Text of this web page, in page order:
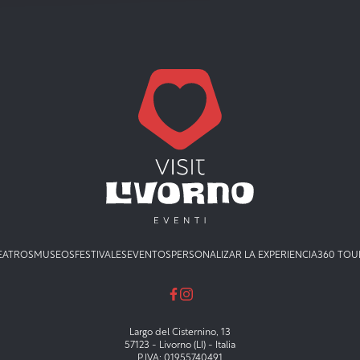
MUSEOS FESTIVALES EVENTOS PERSONALIZAR LA EXPERIENCIA360
Largo del Cisternino, 13
57123 - Livorno (LI) - Italia